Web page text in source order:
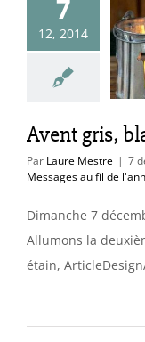
7
12, 2014
gris, blanc,
argent
& matières
Avent gris,
Par Laure Mestre | 7
Messages au fil de
Dimanche 7
Allumons la
étain,